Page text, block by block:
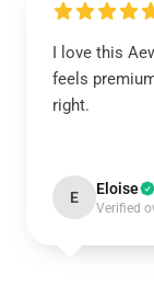
I love this
feels
right.
E Eloise
Verified